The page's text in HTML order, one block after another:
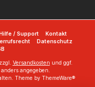
/ Support
Kontakt
Datenschutz
Versandkosten und ggf.
angegeben.
Theme by ThemeWare®